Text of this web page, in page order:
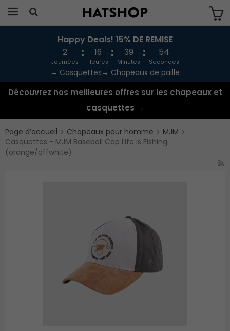
Produkten har blivit tillagd i varukorgen
Happy Deals! 15% DE REMISE
2
Journées
16
Heures
39
Minutes
53
Secondes
→ Casquettes → Chapeaux de paille
Découvrez nos meilleures offres sur les chapeaux et
casquettes →
Page d’accueil Chapeaux pour homme
MJM
Casquettes - MJM Baseball Cap Life is Fishing
(orange/offwhite)